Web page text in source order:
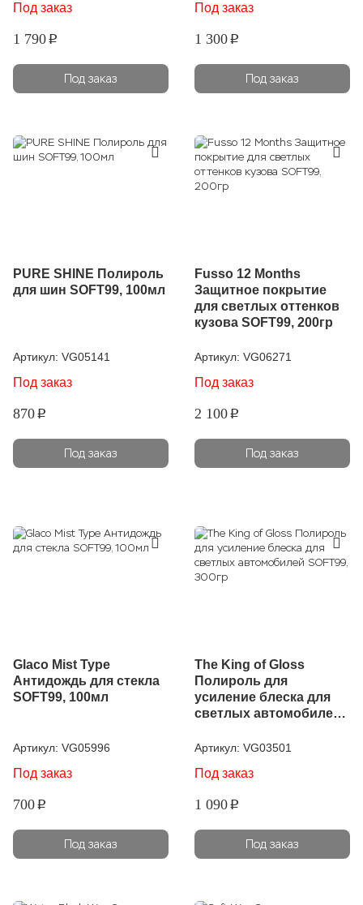
Под заказ
1 790p
Под заказ
Под заказ
1 300p
Под заказ
PURE SHINE Полироль
для шин SOFT99, 100мл
Артикул: VG05141
Под заказ
870p
Под заказ
Fusso 12 Months
Защитное покрытие
для светлых оттенков
кузова SOFT99, 200гр
Артикул: VG06271
Под заказ
2 100p
Под заказ
Glaco Mist Type
Антидождь для стекла
SOFT99, 100мл
Артикул: VG05996
Под заказ
700p
Под заказ
The King of Gloss
Полироль для
усиление блеска для
светлых автомобилей
Артикул: VG03501
Под заказ
1 090p
Под заказ